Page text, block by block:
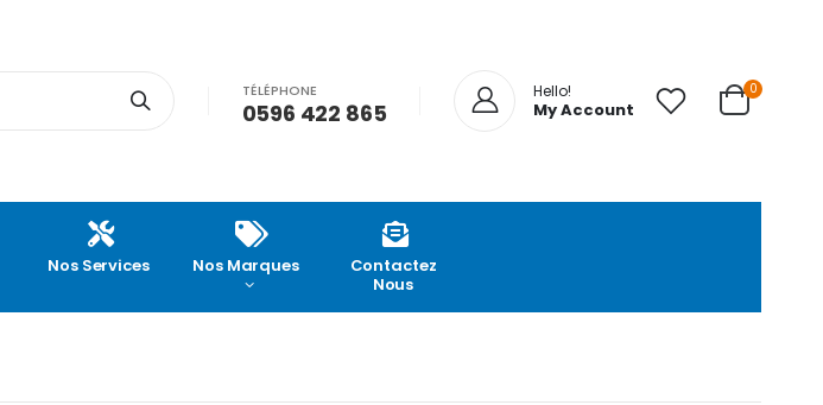
TÉLÉPHONE
0596 422 865
Hello!
My Account
0
Nos Services Nos Marques
Contactez
Nous